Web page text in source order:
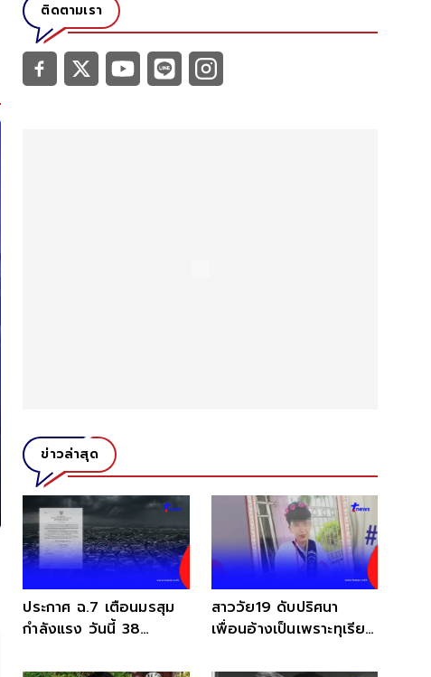
ติดตามเรา
ข่าวล่าสุด
ประกาศ ฉ.7 เตือนมรสุม
กำลังแรง วันนี้ 38
มาก
สาววัย19 ดับปริศนา
เพื่อนอ้างเป็นเพราะทุเรียน